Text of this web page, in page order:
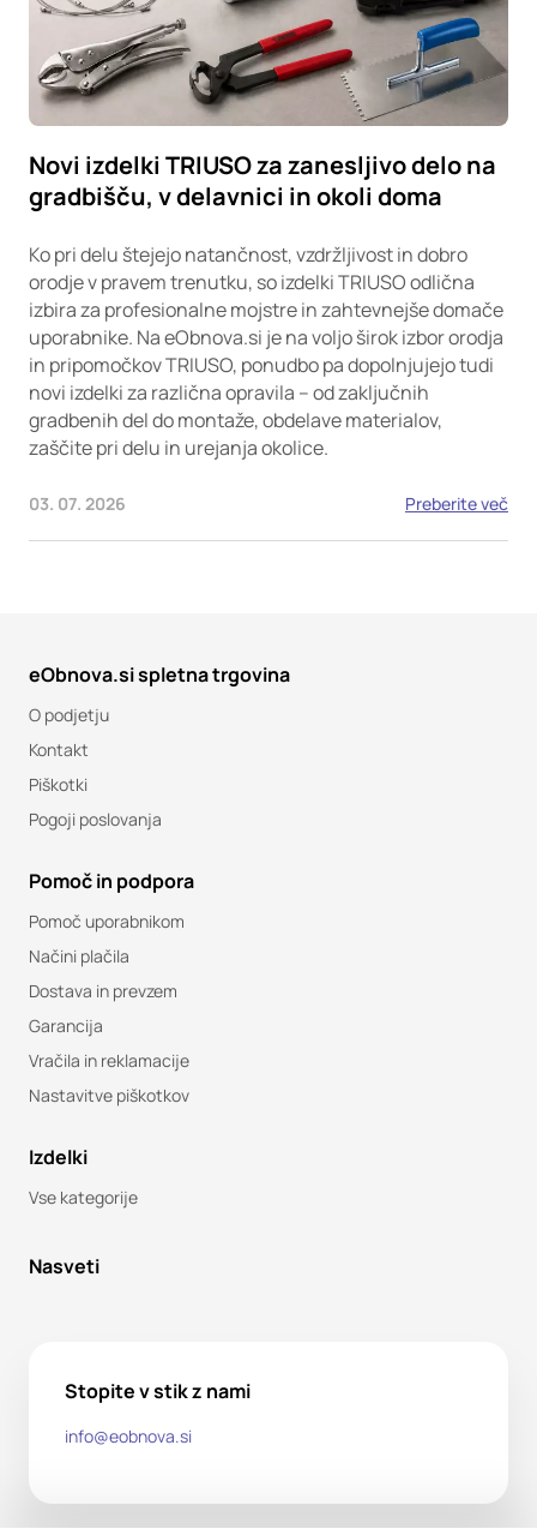
Novi izdelki TRIUSO za zanesljivo delo na
gradbišču, v delavnici in okoli doma
Ko pri delu štejejo natančnost, vzdržljivost in dobro
orodje v pravem trenutku, so izdelki TRIUSO odlična
izbira za profesionalne mojstre in zahtevnejše domače
uporabnike. Na eObnova.si je na voljo širok izbor orodja
in pripomočkov TRIUSO, ponudbo pa dopolnjujejo tudi
novi izdelki za različna opravila – od zaključnih
gradbenih del do montaže, obdelave materialov,
zaščite pri delu in urejanja okolice.
03. 07. 2026 Preberite več
eObnova.si spletna trgovina
O podjetju
Kontakt
Piškotki
Pogoji poslovanja
Pomoč in podpora
Pomoč uporabnikom
Načini plačila
Dostava in prevzem
Garancija
Vračila in reklamacije
Nastavitve piškotkov
Izdelki
Vse kategorije
Nasveti
Stopite v stik z nami
info@eobnova.si